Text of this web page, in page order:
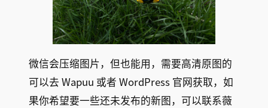
微信会压缩图片，但也能用，需要高清原图的
可以去 Wapuu 或者 WordPress​ 官网获取，如
果你希望要一些还未发布的新图，可以联系薇